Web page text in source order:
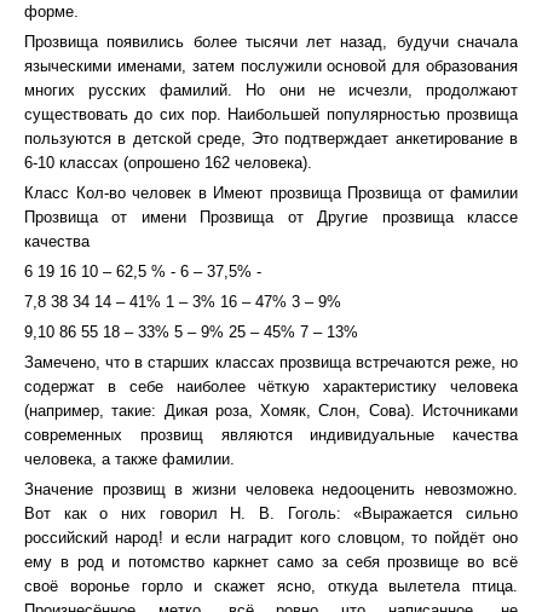
форме.
Прозвища появились более тысячи лет назад, будучи сначала
языческими именами, затем послужили основой для образования
многих русских фамилий. Но они не исчезли, продолжают
существовать до сих пор. Наибольшей популярностью прозвища
пользуются в детской среде, Это подтверждает анкетирование в
6-10 классах (опрошено 162 человека).
Класс Кол-во человек в Имеют прозвища Прозвища от фамилии
Прозвища от имени Прозвища от Другие прозвища классе
качества
6 19 16 10 – 62,5 % - 6 – 37,5% -
7,8 38 34 14 – 41% 1 – 3% 16 – 47% 3 – 9%
9,10 86 55 18 – 33% 5 – 9% 25 – 45% 7 – 13%
Замечено, что в старших классах прозвища встречаются реже, но
содержат в себе наиболее чёткую характеристику человека
(например, такие: Дикая роза, Хомяк, Слон, Сова). Источниками
современных прозвищ являются индивидуальные качества
человека, а также фамилии.
Значение прозвищ в жизни человека недооценить невозможно.
Вот как о них говорил Н. В. Гоголь: «Выражается сильно
российский народ! и если наградит кого словцом, то пойдёт оно
ему в род и потомство каркнет само за себя прозвище во всё
своё воронье горло и скажет ясно, откуда вылетела птица.